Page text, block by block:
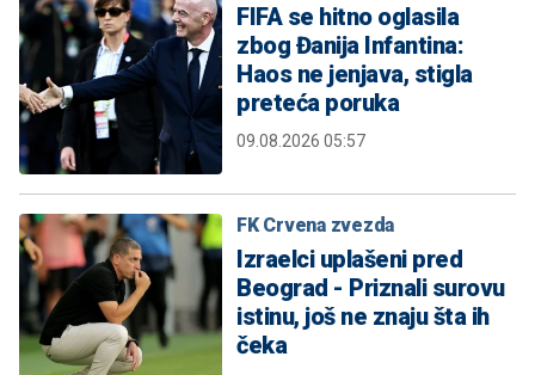
FIFA se hitno oglasila
zbog Đanija Infantina:
Haos ne jenjava, stigla
preteća poruka
09.08.2026 05:57
FK Crvena zvezda
Izraelci uplašeni pred
Beograd - Priznali surovu
istinu, još ne znaju šta ih
čeka